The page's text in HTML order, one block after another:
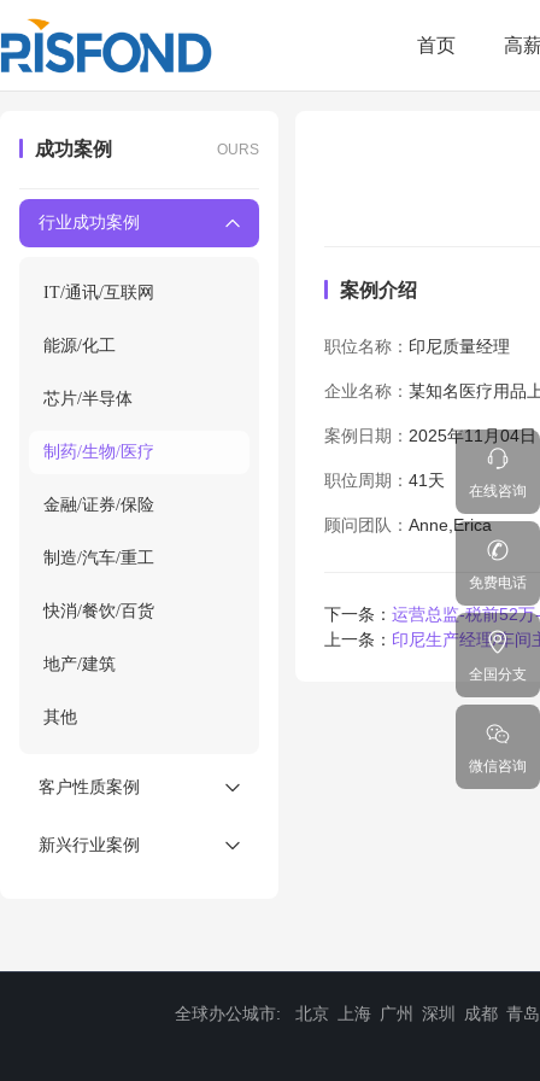
首页 高
成功案例 OURS
行业成功案例
IT/通讯/互联网
能源/化工
芯片/半导体
制药/生物/医疗
金融/证券/保险
制造/汽车/重工
快消/餐饮/百货
地产/建筑
其他
客户性质案例
新兴行业案例
案例介绍
职位名称： 印尼质量经理
企业名称： 某知名医疗用品
案例日期： 2025年11月04日
职位周期： 41天
顾问团队： Anne,Erica
下一条： 运营总监-税前52
上一条： 印尼生产经理/车间
全球办公城市: 北京 上海 广州 深圳 成都 青岛
在线咨询
免费电话
全国分支
微信咨询